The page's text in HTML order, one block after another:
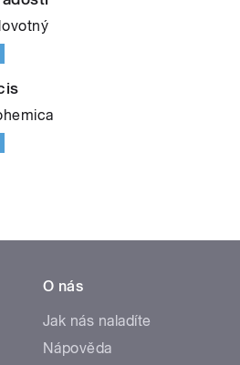
O nás
Jak nás naladíte
Nápověda